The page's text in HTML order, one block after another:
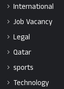
International
Job Vacancy
Legal
Qatar
sports
Technology